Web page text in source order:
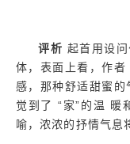
评析 起首用设
体，表面上看，作
感，那种舒适甜蜜
觉到了 “家”的温 暖
喻，浓浓的抒情气息